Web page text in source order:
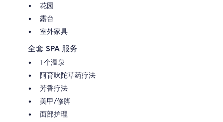
花园
露台
室外家具
全套 SPA 服务
1 个温泉
阿育吠陀草药疗法
芳香疗法
美甲/修脚
面部护理